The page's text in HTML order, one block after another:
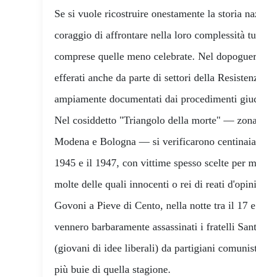
Se si vuole ricostruire onestamente la storia
coraggio di affrontare nella loro complessità
comprese quelle meno celebrate. Nel
efferati anche da parte di settori della
ampiamente documentati dai procedimenti
Nel cosiddetto "Triangolo della morte" —
Modena e Bologna — si verificarono
1945 e il 1947, con vittime spesso scelte per
molte delle quali innocenti o rei di reati
Govoni a Pieve di Cento, nella notte tra il 17
vennero barbaramente assassinati i fratelli
(giovani di idee liberali) da partigiani
più buie di quella stagione.